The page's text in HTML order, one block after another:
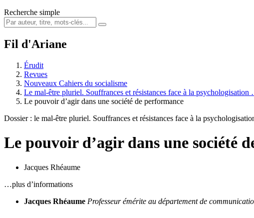
Recherche simple
Fil d'Ariane
Érudit
Revues
Nouveaux Cahiers du socialisme
Le mal-être pluriel. Souffrances et résistances face à la psychologisation
Le pouvoir d’agir dans une société de performance
Dossier : le mal-être pluriel. Souffrances et résistances face à la
Le pouvoir d’agir dans une société
Jacques Rhéaume
…plus d’informations
Jacques Rhéaume Professeur émérite au département de